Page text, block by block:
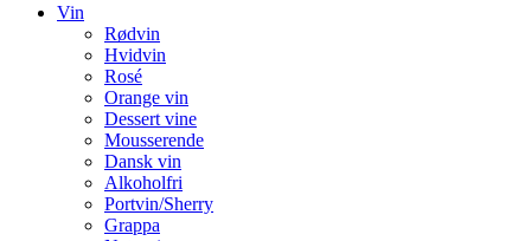
Vin
Rødvin
Hvidvin
Rosé
Orange vin
Dessert vine
Mousserende
Dansk vin
Alkoholfri
Portvin/Sherry
Grappa